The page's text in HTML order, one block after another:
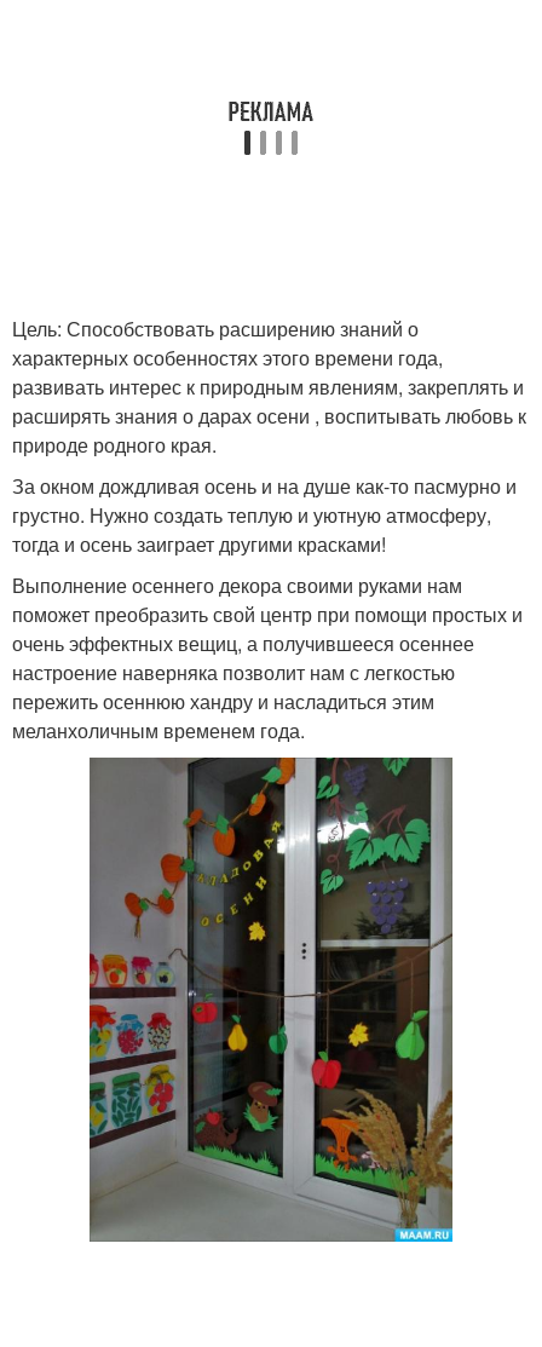
Цель: Способствовать расширению знаний о
характерных особенностях этого времени года,
развивать интерес к природным явлениям, закреплять и
расширять знания о дарах осени , воспитывать любовь к
природе родного края.
За окном дождливая осень и на душе как-то пасмурно и
грустно. Нужно создать теплую и уютную атмосферу,
тогда и осень заиграет другими красками!
Выполнение осеннего декора своими руками нам
поможет преобразить свой центр при помощи простых и
очень эффектных вещиц, а получившееся осеннее
настроение наверняка позволит нам с легкостью
пережить осеннюю хандру и насладиться этим
меланхоличным временем года.